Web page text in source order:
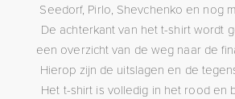
Seedorf, Pirlo, Shevchenko en nog
De achterkant van het t-shirt wordt
een overzicht van de weg naar de
Hierop zijn de uitslagen en de
Het t-shirt is volledig in het rood en